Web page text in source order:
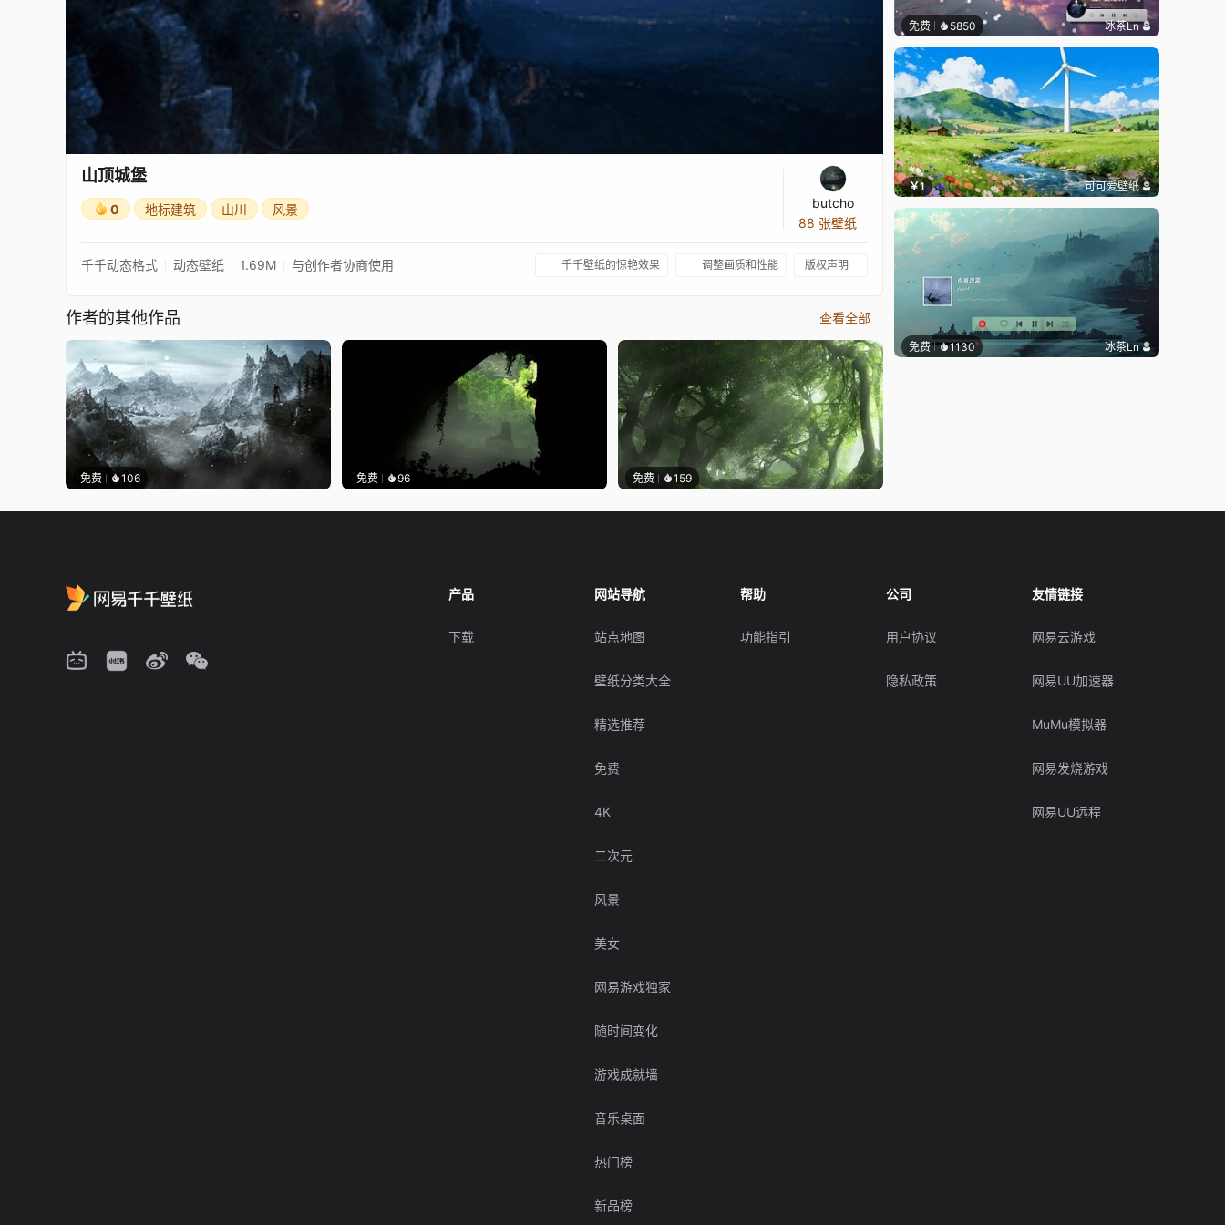
山顶城堡
0 地标建筑 山川 风景
butcho
88 张壁纸
千千动态格式 动态壁纸 1.69M 与创作者协商使用 千千壁纸的惊艳效果 调整画质和性能 版权声明
作者的其他作品 查看全部
免费 106 免费 96 免费 159
免费 5850 冰茶Ln
￥1 可可爱壁纸
免费 1130 冰茶Ln
产品
下载
网站导航
站点地图
壁纸分类大全
精选推荐
免费
4K
二次元
风景
美女
网易游戏独家
随时间变化
游戏成就墙
音乐桌面
热门榜
新品榜
帮助
功能指引
公司
用户协议
隐私政策
友情链接
网易云游戏
网易UU加速器
MuMu模拟器
网易发烧游戏
网易UU远程